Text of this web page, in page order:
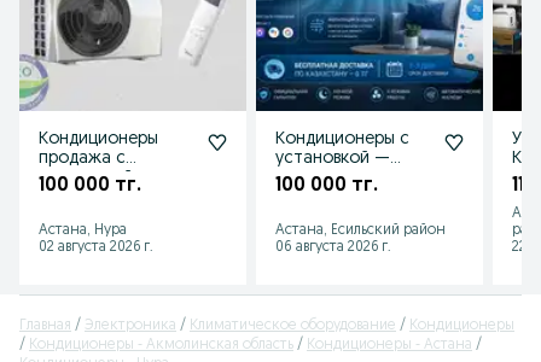
Кондиционеры
продажа с
установкой по
100 000 тг.
Астана, Нура
02 августа 2026 г.
Кондиционеры с
установкой —
прохлада уже
100 000 тг.
Астана, Есильский район
06 августа 2026 г.
22
Главная Электроника Климатическое оборудование
Кондиционеры
Кондиционеры - Акмолинская область
Кондиционеры - Астана